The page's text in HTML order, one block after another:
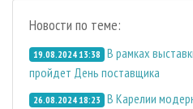
Новости по теме:
19.08.2024 13:38 В рамках
пройдет День поставщика
26.08.2024 18:23 В Карелии